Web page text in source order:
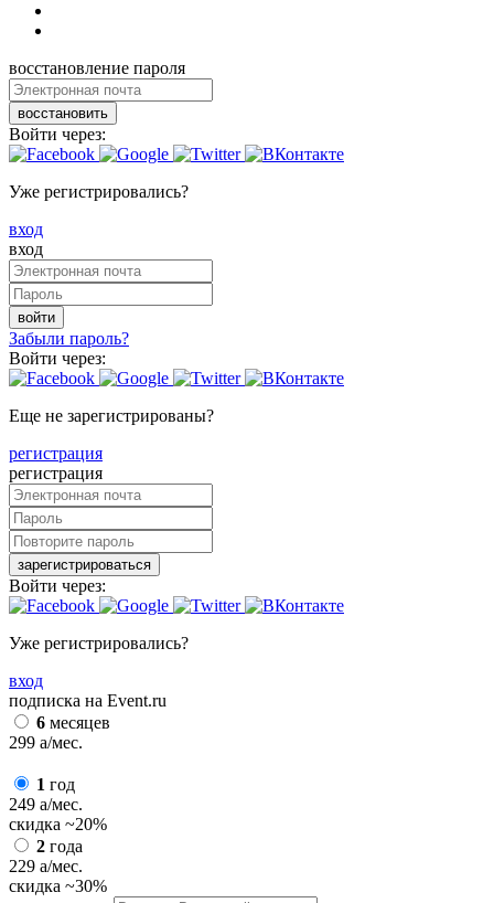
восстановление пароля
восстановить
Войти через:
Уже регистрировались?
вход
вход
войти
Забыли пароль?
Войти через:
Еще не зарегистрированы?
регистрация
регистрация
зарегистрироваться
Войти через:
Уже регистрировались?
вход
подписка на Event.ru
6 месяцев
299 a/мес.
1 год
249 a/мес.
скидка ~20%
2 года
229 a/мес.
скидка ~30%